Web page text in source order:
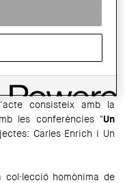
l'exposició "
Saint-Gobain, ubicada
del COAC, la qual es
consisteix amb la
les conferències "Un
Carles Enrich i Un
col·lecció homònima de